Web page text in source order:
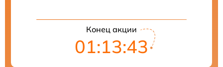
Конец акции
01:13:42